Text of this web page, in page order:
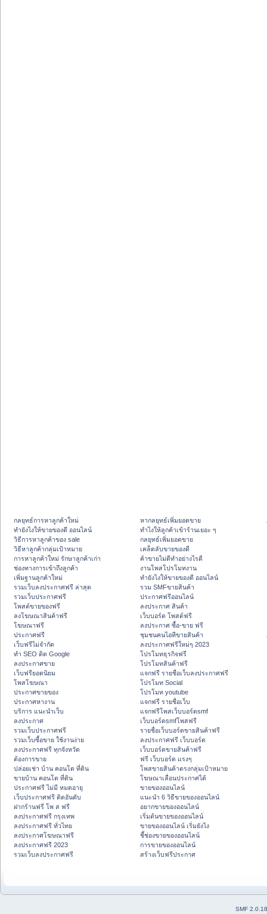
กลยุทธ์การหาลูกค้าใหม่
ทํายังไงให้ขายของดี ออนไลน์
วิธีการหาลูกค้าของ sale
วิธีหาลูกค้ากลุ่มเป้าหมาย
การหาลูกค้าใหม่ รักษาลูกค้าเก่า
ช่องทางการเข้าถึงลูกค้า
เพิ่มฐานลูกค้าใหม่
รวมเว็บลงประกาศฟรี ล่าสุด
รวมเว็บประกาศฟรี
โพสต์ขายของฟรี
ลงโฆษณาสินค้าฟรี
โฆษณาฟรี
ประกาศฟรี
เว็บฟรีไม่จำกัด
ทำ SEO ติด Google
ลงประกาศขาย
เว็บฟรียอดนิยม
โพสโฆษณา
ประกาศขายของ
ประกาศหางาน
บริการ แนะนำเว็บ
ลงประกาศ
รวมเว็บประกาศฟรี
รวมเว็บซื้อขาย ใช้งานง่าย
ลงประกาศฟรี ทุกจังหวัด
ต้องการขาย
ปล่อยเช่า บ้าน คอนโด ที่ดิน
ขายบ้าน คอนโด ที่ดิน
ประกาศฟรี ไม่มี หมดอายุ
เว็บประกาศฟรี ติดอันดับ
ฝากร้านฟรี โพ ส ฟรี
ลงประกาศฟรี กรุงเทพ
ลงประกาศฟรี ทั่วไทย
ลงประกาศโฆษณาฟรี
ลงประกาศฟรี 2023
รวมเว็บลงประกาศฟรี
หากลยุทธ์เพิ่มยอดขาย
ทําไงให้ลูกค้าเข้าร้านเยอะ ๆ
กลยุทธ์เพิ่มยอดขาย
เคล็ดลับขายของดี
ค้าขายไม่ดีทำอย่างไรดี
งานโพสโปรโมทงาน
ทํายังไงให้ขายของดี ออนไลน์
รวม SMFขายสินค้า
ประกาศฟรีออนไลน์
ลงประกาศ สินค้า
เว็บบอร์ด โพสต์ฟรี
ลงประกาศ ซื้อ-ขาย ฟรี
ชุมชนคนไอทีขายสินค้า
ลงประกาศฟรีใหม่ๆ 2023
โปรโมทธุรกิจฟรี
โปรโมทสินค้าฟรี
แจกฟรี รายชื่อเว็บลงประกาศฟรี
โปรโมท Social
โปรโมท youtube
แจกฟรี รายชื่อเว็บ
แจกฟรีโพสเว็บบอร์ดsmf
เว็บบอร์ดsmfโพสฟรี
รายชื่อเว็บบอร์ดขายสินค้าฟรี
ลงประกาศฟรี เว็บบอร์ด
เว็บบอร์ดขายสินค้าฟรี
ฟรี เว็บบอร์ด แรงๆ
โพสขายสินค้าตรงกลุ่มเป้าหมาย
โฆษณาเลื่อนประกาศได้
ขายของออนไลน์
แนะนำ 6 วิธีขายของออนไลน์
อยากขายของออนไลน์
เริ่มต้นขายของออนไลน์
ขายของออนไลน์ เริ่มยังไง
ชี้ช่องขายของออนไลน์
การขายของออนไลน์
สร้างเว็บฟรีประกาศ
SMF 2.0.18